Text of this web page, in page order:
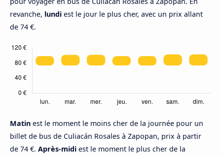
revanche, lundi est le jour le plus cher, avec un prix allant
de 74 €.
Matin est le moment le moins cher de la journée pour un
billet de bus de Culiacán Rosales à Zapopan, prix à partir
de 74 €. Après-midi est le moment le plus cher de la